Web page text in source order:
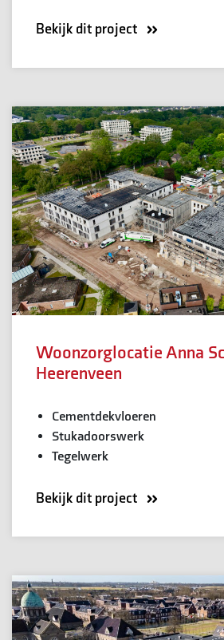
Bekijk dit project
Woonzorglocatie Anna
Heerenveen
Cementdekvloeren
Stukadoorswerk
Tegelwerk
Bekijk dit project